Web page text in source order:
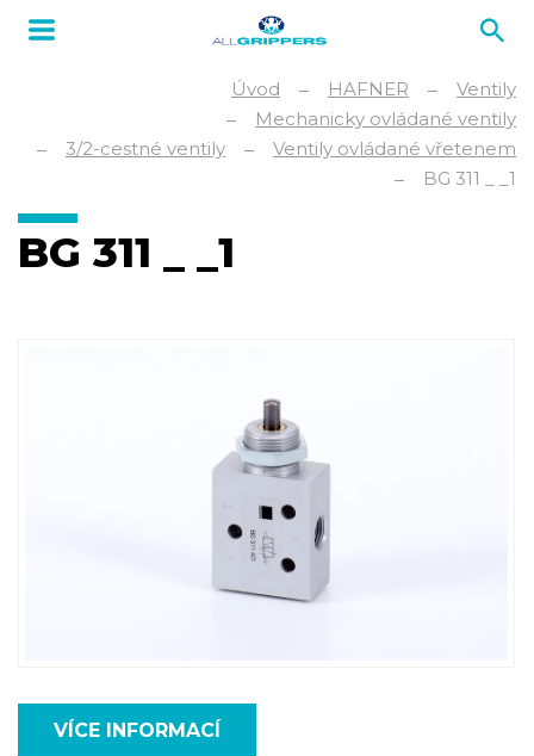
Úvod HAFNER
Ventily
Mechanicky ovládané ventily
3/2-cestné ventily
Ventily ovládané vřetenem
BG 311 _ _1
BG 311 _ _1
VÍCE INFORMACÍ